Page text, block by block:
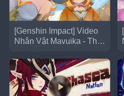
[Genshin Impact] Video
Nhân Vật Mavuika - Thời